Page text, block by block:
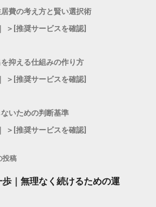
居費の考え方と賢い選択術
｜ ＞[推奨サービスを確認]
を抑える仕組みの作り方
｜ ＞[推奨サービスを確認]
ないための判断基準
｜ ＞[推奨サービスを確認]
投稿
｜無理なく続けるための運